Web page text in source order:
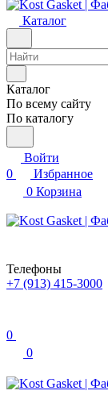
Каталог
Каталог
По всему сайту
По каталогу
Войти
0
Избранное
0 Корзина
Телефоны
+7 (913) 415-3000
0
0